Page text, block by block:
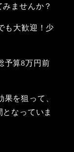
ませんか？
も大歓迎！少
予算8万円前
を狙って、
なっていま